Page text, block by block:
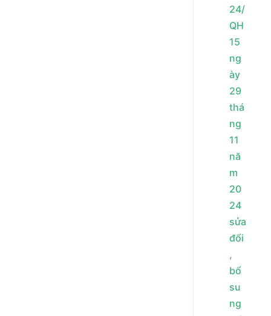
24/
QH
15
ng
ày
29
thá
ng
11
nă
m
20
24
sửa
đổi
,
bổ
su
ng